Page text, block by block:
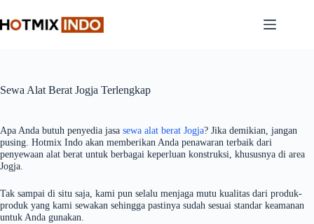
to
content
Sewa Alat Berat Jogja Terlengkap
Apa Anda butuh penyedia jasa sewa alat berat Jogja? Jika demikian, jangan
pusing. Hotmix Indo akan memberikan Anda penawaran terbaik dari
penyewaan alat berat untuk berbagai keperluan konstruksi, khususnya di area
Jogja.
Tak sampai di situ saja, kami pun selalu menjaga mutu kualitas dari produk-
produk yang kami sewakan sehingga pastinya sudah sesuai standar keamanan
untuk Anda gunakan.